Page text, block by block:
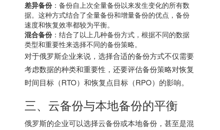
差异备份：备份自上次全量备份以来发生变化的所有数
据。这种方式结合了全量备份和增量备份的优点，备份
速度和恢复效率都较为平衡。
混合备份：结合了以上几种备份方式，根据不同的数据
类型和重要性来选择不同的备份策略。
对于俄罗斯企业来说，选择合适的备份方式不仅需要
考虑数据的种类和重要性，还要评估备份策略对恢复
时间目标（RTO）和恢复点目标（RPO）的影响。
三、云备份与本地备份的平衡
俄罗斯的企业可以选择云备份或本地备份，甚至是混